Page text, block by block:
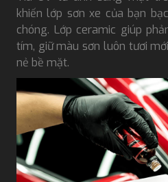
khiến lớp sơn xe của bạn
chóng. Lớp ceramic giúp
tím, giữ màu sơn luôn tươi
nẻ bề mặt.